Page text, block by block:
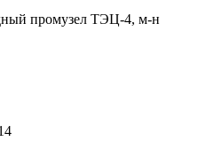
промузел ТЭЦ-4, м-н